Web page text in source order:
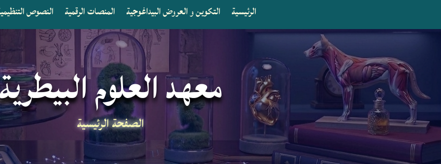
الرئيسية التكوين و العروض البيداغوجية المنصات الرقمية النصوص
معهد العلوم
الصفحة الرئيسية